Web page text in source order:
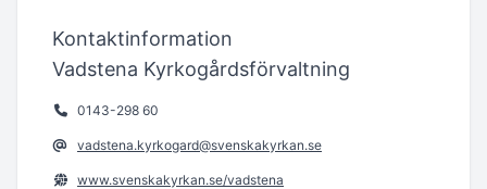
Kontaktinformation
Vadstena Kyrkogårdsförvaltning
0143-298 60
vadstena.kyrkogard@svenskakyrkan.se
www.svenskakyrkan.se/vadstena